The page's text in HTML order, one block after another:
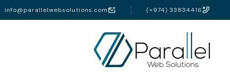
(+974) 33834416
info@parallelwebsolutions.com